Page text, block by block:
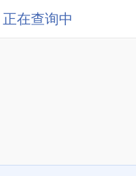
正在查询中